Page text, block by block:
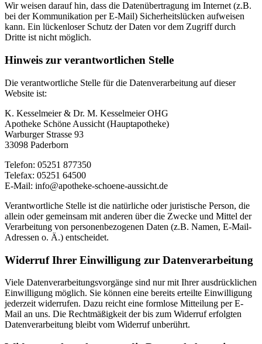
Wir weisen darauf hin, dass die Datenübertragung im Internet (z.B.
bei der Kommunikation per E-Mail) Sicherheitslücken aufweisen
kann. Ein lückenloser Schutz der Daten vor dem Zugriff durch
Dritte ist nicht möglich.
Hinweis zur verantwortlichen Stelle
Die verantwortliche Stelle für die Datenverarbeitung auf dieser
Website ist:
K. Kesselmeier & Dr. M. Kesselmeier OHG
Apotheke Schöne Aussicht (Hauptapotheke)
Warburger Strasse 93
33098 Paderborn
Telefon: 05251 877350
Telefax: 05251 64500
E-Mail: info@apotheke-schoene-aussicht.de
Verantwortliche Stelle ist die natürliche oder juristische Person, die
allein oder gemeinsam mit anderen über die Zwecke und Mittel der
Verarbeitung von personenbezogenen Daten (z.B. Namen, E-Mail-
Adressen o. Ä.) entscheidet.
Widerruf Ihrer Einwilligung zur Datenverarbeitung
Viele Datenverarbeitungsvorgänge sind nur mit Ihrer ausdrücklichen
Einwilligung möglich. Sie können eine bereits erteilte Einwilligung
jederzeit widerrufen. Dazu reicht eine formlose Mitteilung per E-
Mail an uns. Die Rechtmäßigkeit der bis zum Widerruf erfolgten
Datenverarbeitung bleibt vom Widerruf unberührt.